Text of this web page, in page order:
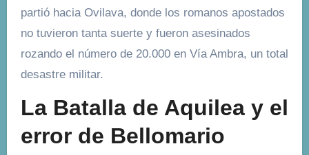
partió hacia Ovilava, donde los romanos apostados
no tuvieron tanta suerte y fueron asesinados
rozando el número de 20.000 en Vía Ambra, un total
desastre militar.
La Batalla de Aquilea y el
error de Bellomario